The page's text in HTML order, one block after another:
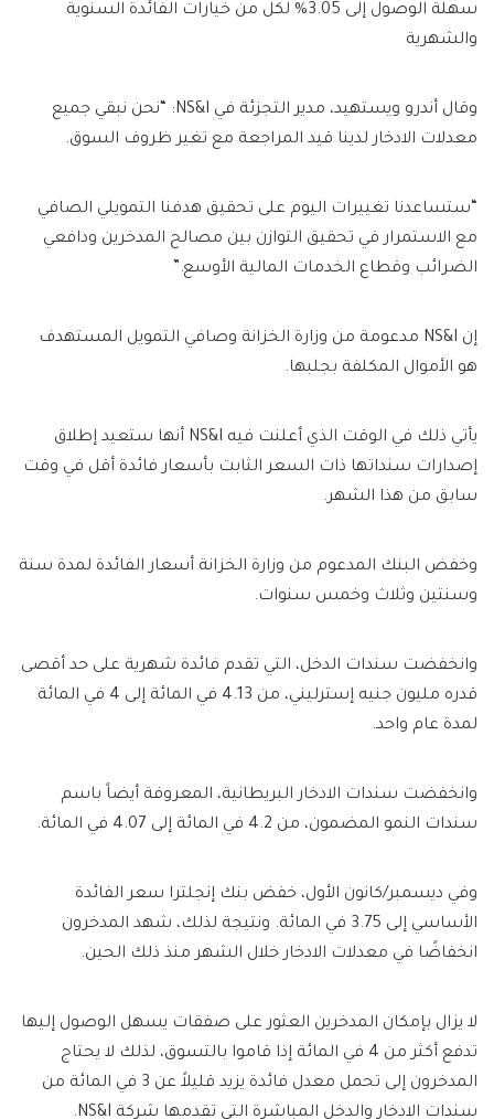
سهلة الوصول إلى 3.05% لكل من خيارات الفائدة السنوية
والشهرية
وقال أندرو ويستهيد، مدير التجزئة في NS&I: “نحن نبقي جميع
معدلات الادخار لدينا قيد المراجعة مع تغير ظروف السوق.
“ستساعدنا تغييرات اليوم على تحقيق هدفنا التمويلي الصافي
مع الاستمرار في تحقيق التوازن بين مصالح المدخرين ودافعي
الضرائب وقطاع الخدمات المالية الأوسع.”
إن NS&I مدعومة من وزارة الخزانة وصافي التمويل المستهدف
هو الأموال المكلفة بجلبها.
يأتي ذلك في الوقت الذي أعلنت فيه NS&I أنها ستعيد إطلاق
إصدارات سنداتها ذات السعر الثابت بأسعار فائدة أقل في وقت
سابق من هذا الشهر.
وخفض البنك المدعوم من وزارة الخزانة أسعار الفائدة لمدة سنة
وسنتين وثلاث وخمس سنوات.
وانخفضت سندات الدخل، التي تقدم فائدة شهرية على حد أقصى
قدره مليون جنيه إسترليني، من 4.13 في المائة إلى 4 في المائة
لمدة عام واحد.
وانخفضت سندات الادخار البريطانية، المعروفة أيضاً باسم
سندات النمو المضمون، من 4.2 في المائة إلى 4.07 في المائة.
وفي ديسمبر/كانون الأول، خفض بنك إنجلترا سعر الفائدة
الأساسي إلى 3.75 في المائة. ونتيجة لذلك، شهد المدخرون
انخفاضًا في معدلات الادخار خلال الشهر منذ ذلك الحين.
لا يزال بإمكان المدخرين العثور على صفقات يسهل الوصول إليها
تدفع أكثر من 4 في المائة إذا قاموا بالتسوق، لذلك لا يحتاج
المدخرون إلى تحمل معدل فائدة يزيد قليلاً عن 3 في المائة من
سندات الادخار والدخل المباشرة التي تقدمها شركة NS&I.